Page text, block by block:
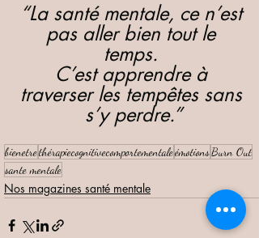
“La santé mentale, ce n’est
pas aller bien tout le
temps.
C’est apprendre à
traverser les tempêtes sans
s’y perdre.”
bienetrethérapiecognitivecomportementaleémotionsBurn Out
sante mentale
Nos magazines santé mentale